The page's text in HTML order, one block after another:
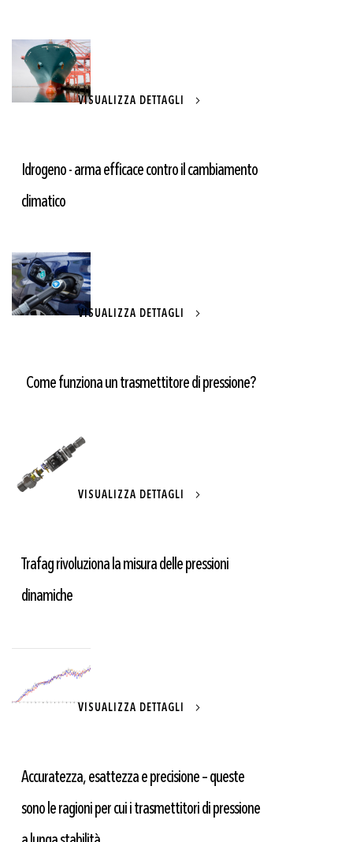
VISUALIZZA DETTAGLI
Idrogeno - arma efficace contro il cambiamento
climatico
VISUALIZZA DETTAGLI
Come funziona un trasmettitore di pressione?
VISUALIZZA DETTAGLI
Trafag rivoluziona la misura delle pressioni
dinamiche
VISUALIZZA DETTAGLI
Accuratezza, esattezza e precisione – queste
sono le ragioni per cui i trasmettitori di pressione